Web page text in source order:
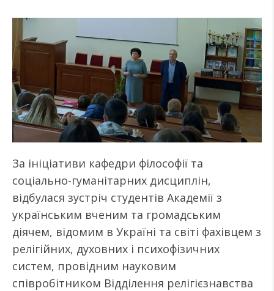
За ініціативи кафедри філософії та
соціально-гуманітарних дисциплін,
відбулася зустріч студентів Академії з
українським вченим та громадським
діячем, відомим в Україні та світі фахівцем з
релігійних, духовних і психофізичних
систем, провідним науковим
співробітником Відділення релігієзнавства